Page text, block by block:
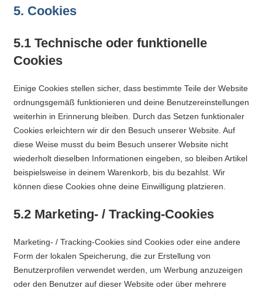
oder
Exkursion
oder
–
unsere
Schülerinnen
und
Schüler
sind
dabei!
Sie
eine
Information
nicht
finden,
5. Cookies
5.1 Technische oder funktionelle
Cookies
Einige Cookies stellen sicher, dass bestimmte Teile der Website
ordnungsgemäß funktionieren und deine Benutzereinstellungen
weiterhin in Erinnerung bleiben. Durch das Setzen funktionaler
Cookies erleichtern wir dir den Besuch unserer Website. Auf
diese Weise musst du beim Besuch unserer Website nicht
wiederholt dieselben Informationen eingeben, so bleiben Artikel
beispielsweise in deinem Warenkorb, bis du bezahlst. Wir
können diese Cookies ohne deine Einwilligung platzieren.
5.2 Marketing- / Tracking-Cookies
Marketing- / Tracking-Cookies sind Cookies oder eine andere
Form der lokalen Speicherung, die zur Erstellung von
Benutzerprofilen verwendet werden, um Werbung anzuzeigen
oder den Benutzer auf dieser Website oder über mehrere